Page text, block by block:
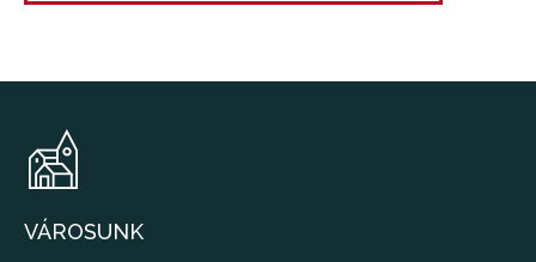
VÁROSUNK